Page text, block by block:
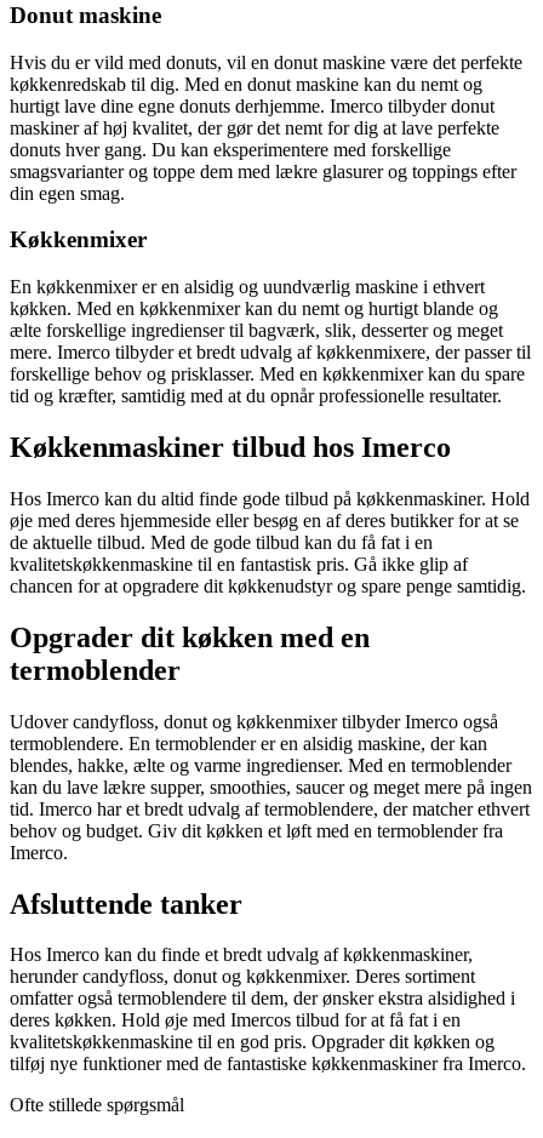
Donut maskine
Hvis du er vild med donuts, vil en donut maskine være det perfekte
køkkenredskab til dig. Med en donut maskine kan du nemt og
hurtigt lave dine egne donuts derhjemme. Imerco tilbyder donut
maskiner af høj kvalitet, der gør det nemt for dig at lave perfekte
donuts hver gang. Du kan eksperimentere med forskellige
smagsvarianter og toppe dem med lækre glasurer og toppings efter
din egen smag.
Køkkenmixer
En køkkenmixer er en alsidig og uundværlig maskine i ethvert
køkken. Med en køkkenmixer kan du nemt og hurtigt blande og
ælte forskellige ingredienser til bagværk, slik, desserter og meget
mere. Imerco tilbyder et bredt udvalg af køkkenmixere, der passer til
forskellige behov og prisklasser. Med en køkkenmixer kan du spare
tid og kræfter, samtidig med at du opnår professionelle resultater.
Køkkenmaskiner tilbud hos Imerco
Hos Imerco kan du altid finde gode tilbud på køkkenmaskiner. Hold
øje med deres hjemmeside eller besøg en af deres butikker for at se
de aktuelle tilbud. Med de gode tilbud kan du få fat i en
kvalitetskøkkenmaskine til en fantastisk pris. Gå ikke glip af
chancen for at opgradere dit køkkenudstyr og spare penge samtidig.
Opgrader dit køkken med en
termoblender
Udover candyfloss, donut og køkkenmixer tilbyder Imerco også
termoblendere. En termoblender er en alsidig maskine, der kan
blendes, hakke, ælte og varme ingredienser. Med en termoblender
kan du lave lækre supper, smoothies, saucer og meget mere på ingen
tid. Imerco har et bredt udvalg af termoblendere, der matcher ethvert
behov og budget. Giv dit køkken et løft med en termoblender fra
Imerco.
Afsluttende tanker
Hos Imerco kan du finde et bredt udvalg af køkkenmaskiner,
herunder candyfloss, donut og køkkenmixer. Deres sortiment
omfatter også termoblendere til dem, der ønsker ekstra alsidighed i
deres køkken. Hold øje med Imercos tilbud for at få fat i en
kvalitetskøkkenmaskine til en god pris. Opgrader dit køkken og
tilføj nye funktioner med de fantastiske køkkenmaskiner fra Imerco.
Ofte stillede spørgsmål